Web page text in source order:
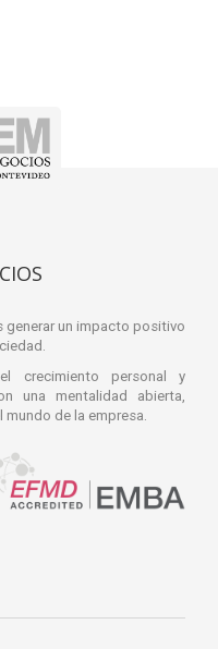
generar un impacto positivo
crecimiento personal y
una mentalidad abierta,
de la empresa.